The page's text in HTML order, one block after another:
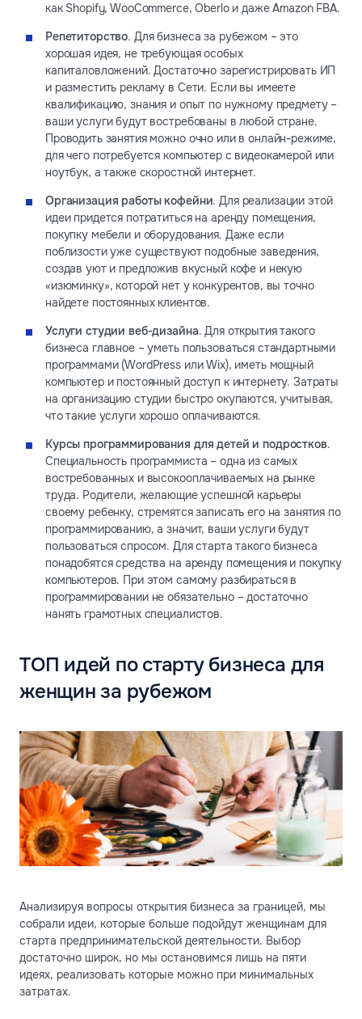
как Shopify, WooCommerce, Oberlo и даже Amazon FBA.
Репетиторство. Для бизнеса за рубежом – это
хорошая идея, не требующая особых
капиталовложений. Достаточно зарегистрировать ИП
и разместить рекламу в Сети. Если вы имеете
квалификацию, знания и опыт по нужному предмету –
ваши услуги будут востребованы в любой стране.
Проводить занятия можно очно или в онлайн-режиме,
для чего потребуется компьютер с видеокамерой или
ноутбук, а также скоростной интернет.
Организация работы кофейни. Для реализации этой
идеи придется потратиться на аренду помещения,
покупку мебели и оборудования. Даже если
поблизости уже существуют подобные заведения,
создав уют и предложив вкусный кофе и некую
«изюминку», которой нет у конкурентов, вы точно
найдете постоянных клиентов.
Услуги студии веб-дизайна. Для открытия такого
бизнеса главное – уметь пользоваться стандартными
программами (WordPress или Wix), иметь мощный
компьютер и постоянный доступ к интернету. Затраты
на организацию студии быстро окупаются, учитывая,
что такие услуги хорошо оплачиваются.
Курсы программирования для детей и подростков.
Специальность программиста – одна из самых
востребованных и высокооплачиваемых на рынке
труда. Родители, желающие успешной карьеры
своему ребенку, стремятся записать его на занятия по
программированию, а значит, ваши услуги будут
пользоваться спросом. Для старта такого бизнеса
понадобятся средства на аренду помещения и покупку
компьютеров. При этом самому разбираться в
программировании не обязательно – достаточно
нанять грамотных специалистов.
ТОП идей по старту бизнеса для
женщин за рубежом
Анализируя вопросы открытия бизнеса за границей, мы
собрали идеи, которые больше подойдут женщинам для
старта предпринимательской деятельности. Выбор
достаточно широк, но мы остановимся лишь на пяти
идеях, реализовать которые можно при минимальных
затратах.